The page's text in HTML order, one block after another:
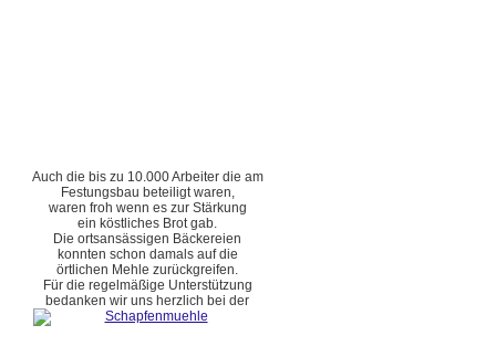
Auch die bis zu 10.000 Arbeiter die am
Festungsbau beteiligt waren,
waren froh wenn es zur Stärkung
ein köstliches Brot gab.
Die ortsansässigen Bäckereien
konnten schon damals auf die
örtlichen Mehle zurückgreifen.
Für die regelmäßige Unterstützung
bedanken wir uns herzlich bei der